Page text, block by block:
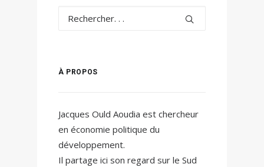
À PROPOS
Jacques Ould Aoudia est chercheur
en économie politique du
développement.
Il partage ici son regard sur le Sud